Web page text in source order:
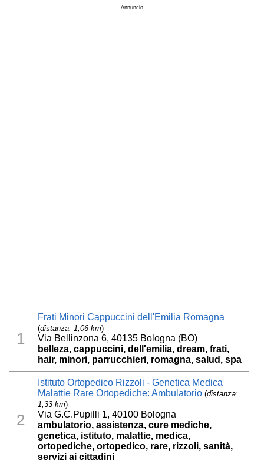
Annuncio
1
Frati Minori Cappuccini dell'Emilia Romagna
(distanza: 1,06 km)
Via Bellinzona 6, 40135 Bologna (BO)
belleza, cappuccini, dell'emilia, dream, frati,
hair, minori, parrucchieri, romagna, salud, spa
2
Istituto Ortopedico Rizzoli - Genetica Medica
Malattie Rare Ortopediche: Ambulatorio (distanza:
1,33 km)
Via G.C.Pupilli 1, 40100 Bologna
ambulatorio, assistenza, cure mediche,
genetica, istituto, malattie, medica,
ortopediche, ortopedico, rare, rizzoli, sanità,
servizi ai cittadini